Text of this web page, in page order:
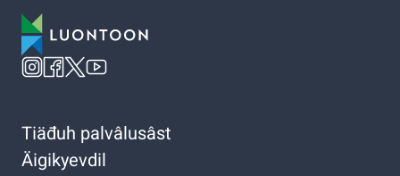
Tiäđuh palvâlusâst
Äigikyevdil